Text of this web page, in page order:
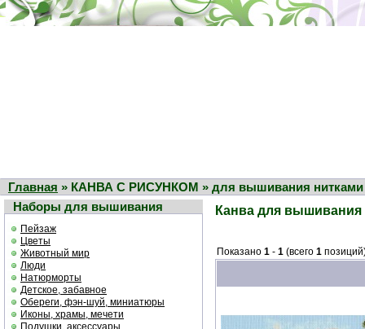
Главная » КАНВА С РИСУНКОМ » для вышивания нитками
Наборы для вышивания
Пейзаж
Цветы
Животный мир
Люди
Натюрморты
Детское, забавное
Обереги, фэн-шуй, миниатюры
Иконы, храмы, мечети
Подушки, аксессуары
Канва для вышивания
Показано 1 - 1 (всего 1